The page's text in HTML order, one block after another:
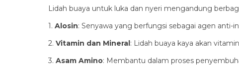
Lidah buaya untuk luka dan nyeri mengandung
1. Alosin: Senyawa yang berfungsi sebagai agen anti-
2. Vitamin dan Mineral: Lidah buaya kaya akan
3. Asam Amino: Membantu dalam proses